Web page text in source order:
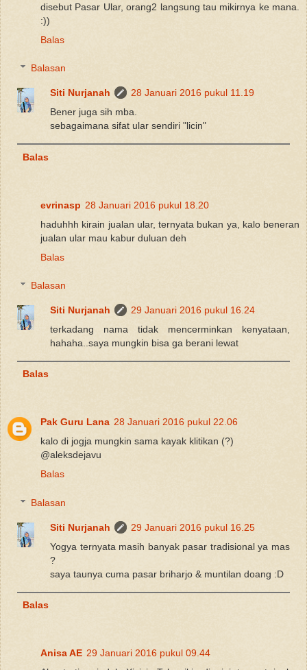
disebut Pasar Ular, orang2 langsung tau mikirnya ke mana.
:))
Balas
Balasan
Siti Nurjanah
28 Januari 2016 pukul 11.19
Bener juga sih mba.
sebagaimana sifat ular sendiri "licin"
Balas
evrinasp 28 Januari 2016 pukul 18.20
haduhhh kirain jualan ular, ternyata bukan ya, kalo beneran
jualan ular mau kabur duluan deh
Balas
Balasan
Siti Nurjanah
29 Januari 2016 pukul 16.24
terkadang nama tidak mencerminkan kenyataan,
hahaha..saya mungkin bisa ga berani lewat
Balas
Pak Guru Lana 28 Januari 2016 pukul 22.06
kalo di jogja mungkin sama kayak klitikan (?)
@aleksdejavu
Balas
Balasan
Siti Nurjanah
29 Januari 2016 pukul 16.25
Yogya ternyata masih banyak pasar tradisional ya mas
?
saya taunya cuma pasar briharjo & muntilan doang :D
Balas
Anisa AE 29 Januari 2016 pukul 09.44